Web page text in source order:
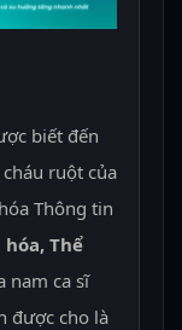
biết đến
cháu ruột của
Thông tin
hóa, Thể
nam ca sĩ
được cho là